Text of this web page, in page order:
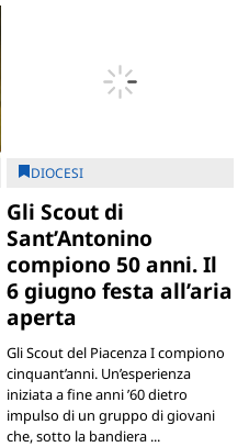
DIOCESI
Gli Scout di
Sant’Antonino
compiono 50 anni. Il
6 giugno festa all’aria
aperta
Gli Scout del Piacenza I compiono
cinquant’anni. Un’esperienza
iniziata a fine anni ’60 dietro
impulso di un gruppo di giovani
che, sotto la bandiera ...